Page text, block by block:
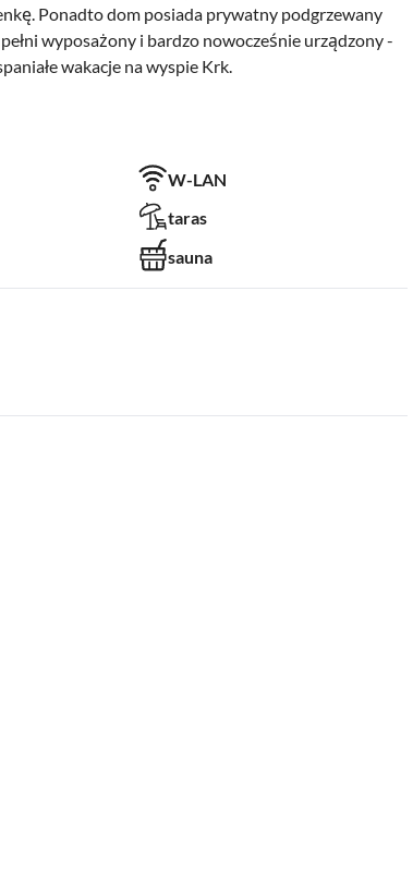
Ponadto dom posiada prywatny podgrzewany
wyposażony i bardzo nowocześnie urządzony -
wakacje na wyspie Krk.
W-LAN
taras
sauna
ogrodzony ogród